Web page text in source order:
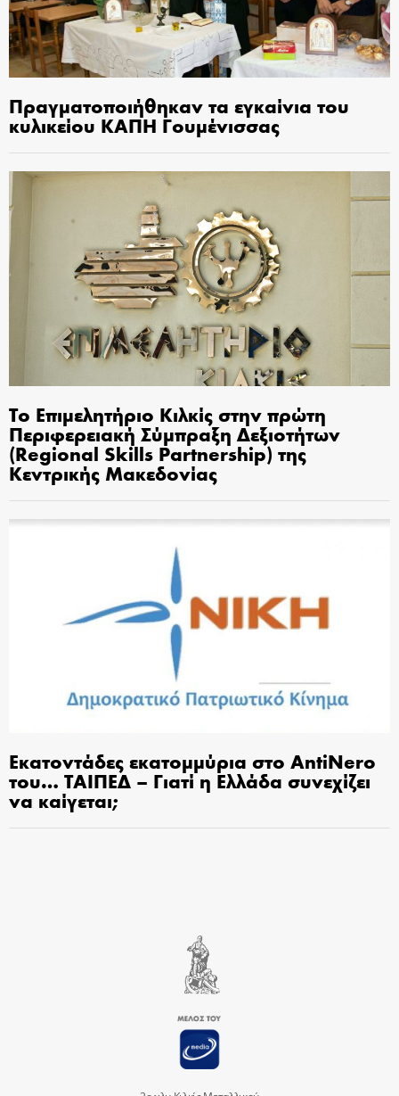
Πραγματοποιήθηκαν τα εγκαίνια του
κυλικείου ΚΑΠΗ Γουμένισσας
Το Επιμελητήριο Κιλκίς στην πρώτη
Περιφερειακή Σύμπραξη Δεξιοτήτων
(Regional Skills Partnership) της
Κεντρικής Μακεδονίας
Εκατοντάδες εκατομμύρια στο AntiNero
του… ΤΑΙΠΕΔ – Γιατί η Ελλάδα συνεχίζει
να καίγεται;